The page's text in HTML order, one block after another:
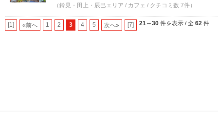
（鈴見・田上・辰巳エリア / カフェ / クチコミ数 7件）
[1] «前へ 1 2 3 4 5 次へ» [7] 21～30 件を表示 / 全 62 件